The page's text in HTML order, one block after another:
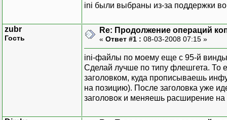
ini были выбраны из-за поддержки
zubr
Гость
Re: Продолжение операций
« Ответ #1 : 08-03-2008 07:15 »
ini-файлы по моему еще с 95-й
Сделай лучше по типу флешгета. То
заголовком, куда прописываешь
на позицию). После заголовка уже
заголовок и меняешь расширение на